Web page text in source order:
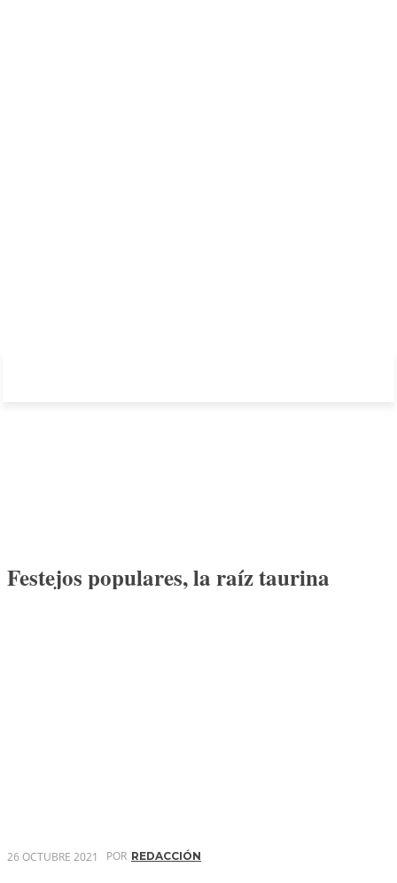
Festejos populares, la raíz taurina
26 OCTUBRE 2021 POR REDACCIÓN